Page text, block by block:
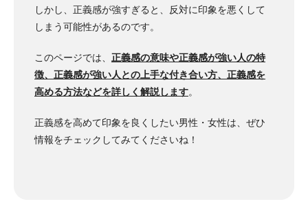
しかし、正義感が強すぎると、反対に印象を悪くして
しまう可能性があるのです。
このページでは、 正義感の意味や正義感が強い人の特
徴、正義感が強い人との上手な付き合い方、正義感を
高める方法などを詳しく解説します。
正義感を高めて印象を良くしたい男性・女性は、ぜひ
情報をチェックしてみてくださいね！